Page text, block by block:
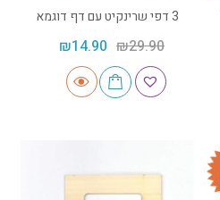
3 דפי שרינקיט עם דף דוגמא
₪29.90
₪14.90